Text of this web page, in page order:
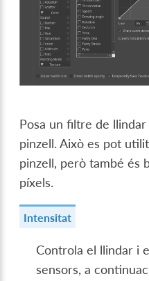
Posa un filtre de
pinzell. Això es pot
pinzell, però també és
píxels.
Intensitat
Controla el llindar i
sensors, a